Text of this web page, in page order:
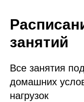
занятий
Все занятия
домашних
нагрузок